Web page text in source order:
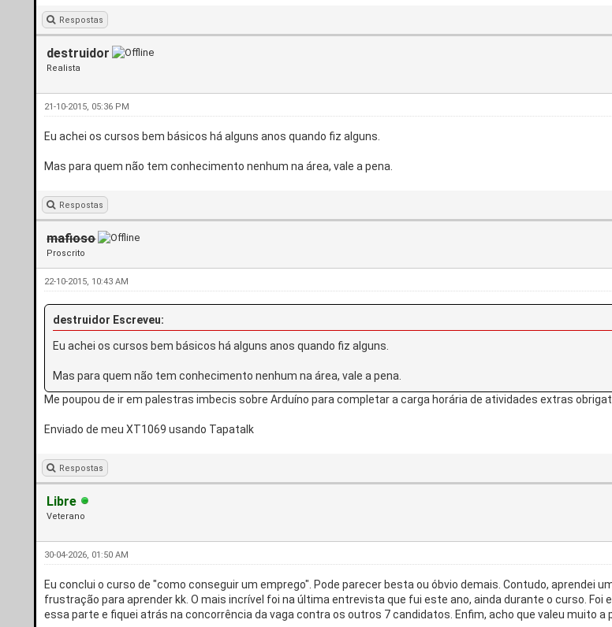
Respostas
destruidor
Realista
21-10-2015, 05:36 PM
Eu achei os cursos bem básicos há alguns anos quando fiz alguns.
Mas para quem não tem conhecimento nenhum na área, vale a pena.
Respostas
mafioso
Proscrito
22-10-2015, 10:43 AM
destruidor Escreveu:
Eu achei os cursos bem básicos há alguns anos quando fiz alguns.
Mas para quem não tem conhecimento nenhum na área, vale a pena.
Me poupou de ir em palestras imbecis sobre Arduíno para completar a carga horária de atividades extras
Enviado de meu XT1069 usando Tapatalk
Respostas
Libre
Veterano
30-04-2026, 01:50 AM
Eu conclui o curso de "como conseguir um emprego". Pode parecer besta ou óbvio demais. Contudo, aprendei
frustração para aprender kk. O mais incrível foi na última entrevista que fui este ano, ainda durante o curso.
essa parte e fiquei atrás na concorrência da vaga contra os outros 7 candidatos. Enfim, acho que valeu muito a